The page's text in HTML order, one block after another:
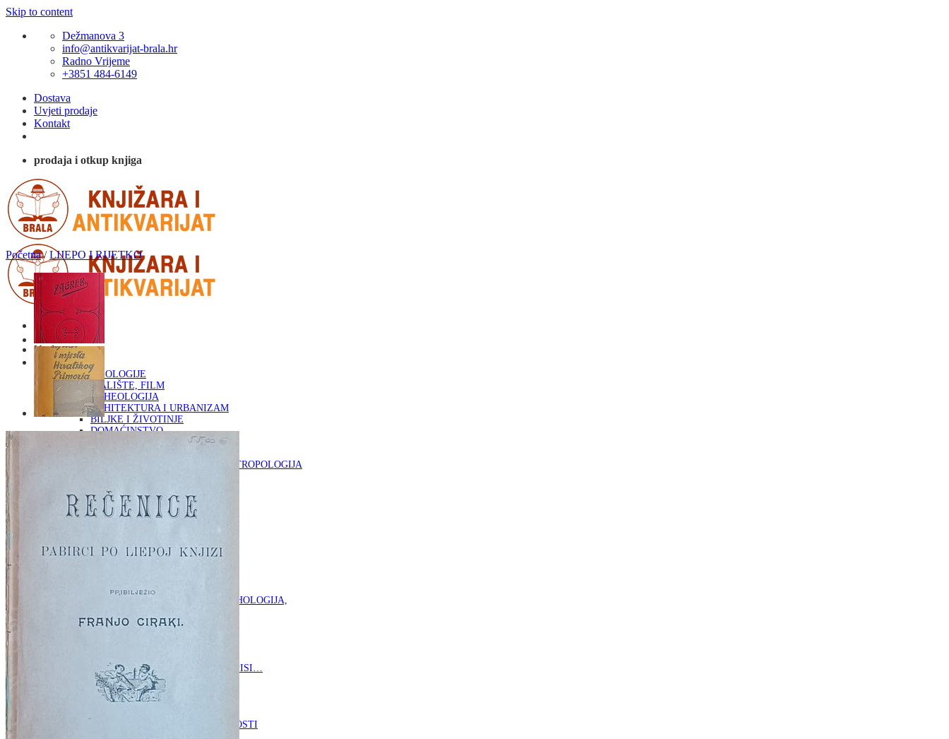
Skip to content
Dežmanova 3
info@antikvarijat-brala.hr
Radno Vrijeme
+3851 484-6149
Dostava
Uvjeti prodaje
Kontakt
prodaja i otkup knjiga
Naslovna
KNJIGE
OD ARHEOLOGIJE
DO KAZALIŠTE, FILM
ARHEOLOGIJA
ARHITEKTURA I URBANIZAM
BILJKE I ŽIVOTINJE
DOMAĆINSTVO
ENCIKLOPEDIJE I LEKSIKONI
FILOZOFIJA, SOCIOLOGIJA, ANTROPOLOGIJA
GLAZBENA UMJETNOST
KAZALIŠTE, FILM
OD KNJIŽEVNOST
DO RELIGIJA
LIKOVNA UMJETNOST
LJEKOVITO BILJE I ZDRAVLJE
PRIRODNE ZNANOSTI
PSIHOLOGIJA, POPULARNA PSIHOLOGIJA,
RAZNO
RJEČNICI, GRAMATIKE, PRAVOPISI…
ŠAH
SPORT
STRIPOVI
TEORIJA I POVIJEST KNJIŽEVNOSTI
Početna / LIJEPO I RIJETKO